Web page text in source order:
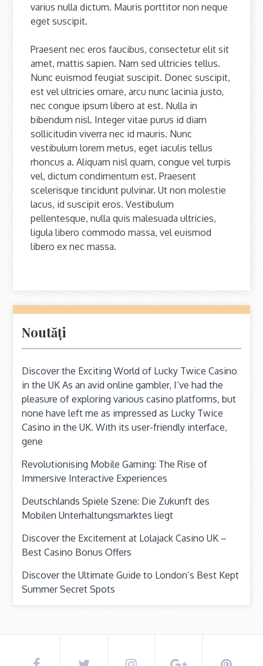
varius nulla dictum. Mauris porttitor non neque
eget suscipit.
Praesent nec eros faucibus, consectetur elit sit
amet, mattis sapien. Nam sed ultricies tellus.
Nunc euismod feugiat suscipit. Donec suscipit,
est vel ultricies ornare, arcu nunc lacinia justo,
nec congue ipsum libero at est. Nulla in
bibendum nisl. Integer vitae purus id diam
sollicitudin viverra nec id mauris. Nunc
vestibulum lorem metus, eget iaculis tellus
rhoncus a. Aliquam nisl quam, congue vel turpis
vel, dictum condimentum est. Praesent
scelerisque tincidunt pulvinar. Ut non molestie
lacus, id suscipit eros. Vestibulum
pellentesque, nulla quis malesuada ultricies,
ligula libero commodo massa, vel euismod
libero ex nec massa.
Noutăți
Discover the Exciting World of Lucky Twice Casino
in the UK As an avid online gambler, I’ve had the
pleasure of exploring various casino platforms, but
none have left me as impressed as Lucky Twice
Casino in the UK. With its user-friendly interface,
gene
Revolutionising Mobile Gaming: The Rise of
Immersive Interactive Experiences
Deutschlands Spiele Szene: Die Zukunft des
Mobilen Unterhaltungsmarktes liegt
Discover the Excitement at Lolajack Casino UK –
Best Casino Bonus Offers
Discover the Ultimate Guide to London’s Best Kept
Summer Secret Spots